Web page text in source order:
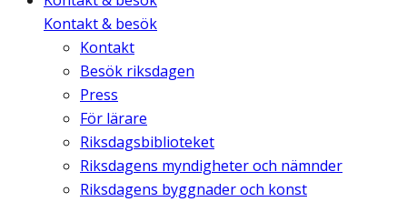
Kontakt & besök
Kontakt
Besök riksdagen
Press
För lärare
Riksdagsbiblioteket
Riksdagens myndigheter och nämnder
Riksdagens byggnader och konst